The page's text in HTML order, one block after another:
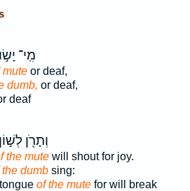
מִֽי־
muteor deaf,
dumb, or deaf,
deaf
וְתָרֹ֖ן
the mutewill shout for joy.
the dumbsing:
of the mutefor will break